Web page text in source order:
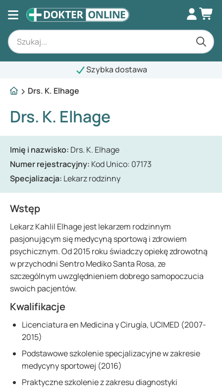
Szybka dostawa
Drs. K. Elhage
Drs. K. Elhage
Imię i nazwisko: Drs. K. Elhage
Numer rejestracyjny: Kod Unico: 07173
Specjalizacja: Lekarz rodzinny
Wstęp
Lekarz Kahlil Elhage jest lekarzem rodzinnym
pasjonującym się medycyną sportową i zdrowiem
psychicznym. Od 2015 roku świadczy opiekę zdrowotną
w przychodni Sentro Mediko Santa Rosa, ze
szczególnym uwzględnieniem dobrego samopoczucia
swoich pacjentów.
Kwalifikacje
Licenciatura en Medicina y Cirugía, UCIMED (2007-
2015)
Podstawowe szkolenie specjalizacyjne w zakresie
medycyny sportowej (2016)
Praktyczne szkolenie z zakresu diagnostyki